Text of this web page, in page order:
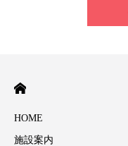
HOME
施設案内